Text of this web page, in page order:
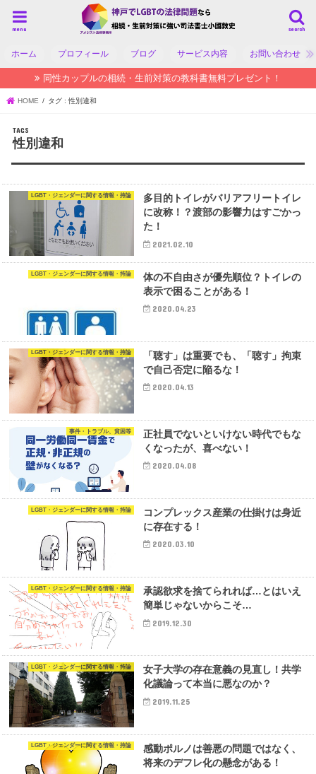
search
menu
ホーム プロフィール ブログ サービス内容 お問い合わせ
同性カップルの相続・生前対策の教科書無料プレゼント！
HOME タグ : 性別違和
性別違和
LGBT・ジェンダーに関する情報・持論
多目的トイレがバリアフリートイレ
に改称！？渡部の影響力はすごかっ
た！
2021.02.10
LGBT・ジェンダーに関する情報・持論
体の不自由さが優先順位？トイレの
表示で困ることがある！
2020.04.23
LGBT・ジェンダーに関する情報・持論
「聴す」は重要でも、「聴す」拘束
で自己否定に陥るな！
2020.04.13
事件・トラブル、貧困等
正社員でないといけない時代でもな
くなったが、喜べない！
2020.04.08
LGBT・ジェンダーに関する情報・持論
コンプレックス産業の仕掛けは身近
に存在する！
2020.03.10
LGBT・ジェンダーに関する情報・持論
承認欲求を捨てられれば…とはいえ
簡単じゃないからこそ…
2019.12.30
LGBT・ジェンダーに関する情報・持論
女子大学の存在意義の見直し！共学
化議論って本当に悪なのか？
2019.11.25
LGBT・ジェンダーに関する情報・持論
感動ポルノは善悪の問題ではなく、
将来のデフレ化の懸念がある！